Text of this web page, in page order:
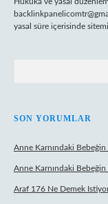
yasal süre içerisinde
SON YORUMLAR
Anne Karnındaki Bebeğin
Anne Karnındaki Bebeğin
Araf 176 Ne Demek